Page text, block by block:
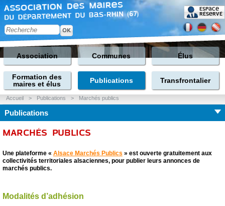
Espace
réservé
Association Communes Élus
Formation des
maires et élus
Publications Transfrontalier
Accueil > Publications > Marchés publics
Publications
MARCHÉS PUBLICS
Une plateforme « Alsace Marchés Publics » est ouverte gratuitement aux
collectivités territoriales alsaciennes, pour publier leurs annonces de
marchés publics.
Modalités d’adhésion